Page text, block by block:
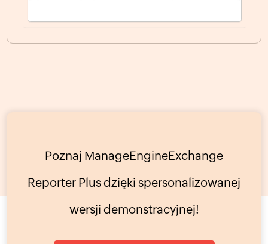
Poznaj ManageEngineExchange
Reporter Plus dzięki spersonalizowanej
wersji demonstracyjnej!